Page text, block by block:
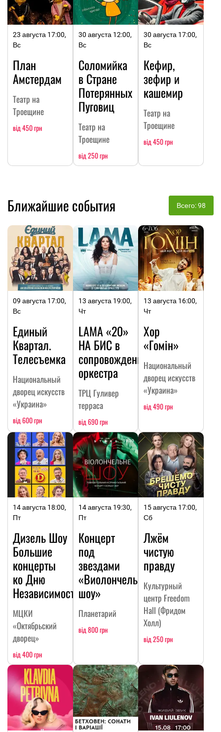
23 августа 17:00,
Вс
План
Амстердам
Театр на
Троещине
від 450 грн
30 августа 12:00,
Вс
Соломийка
в Стране
Потерянных
Пуговиц
Театр на
Троещине
від 250 грн
30 августа 17:00,
Вс
Кефир,
зефир и
кашемир
Театр на
Троещине
від 450 грн
Ближайшие события Всего: 98
09 августа 17:00,
Вс
Единый
Квартал.
Телесъемка
Национальный
дворец искусств
«Украина»
від 600 грн
13 августа 19:00,
Чт
LAMA «20»
НА БИC в
сопровождении
оркестра
ТРЦ Гуливер
терраса
від 690 грн
13 августа 16:00,
Чт
Хор
«Гомін»
Национальный
дворец искусств
«Украина»
від 490 грн
14 августа 18:00,
Пт
Дизель Шоу
Большие
концерты
ко Дню
Независимости
МЦКИ
«Октябрьский
дворец»
від 400 грн
14 августа 19:30,
Пт
Концерт
под
звездами
«Виолончельное
шоу»
Планетарий
від 800 грн
15 августа 17:00,
Сб
Лжём
чистую
правду
Культурный
центр Freedom
Hall (Фридом
Холл)
від 250 грн